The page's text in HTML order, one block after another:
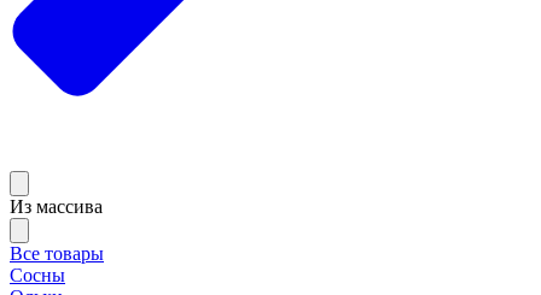
Из массива
Все товары
Сосны